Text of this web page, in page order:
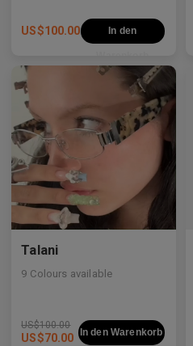
US$100.00 In den
Talani
9 Colours available
US$100.00
US$70.00 In den Warenkorb